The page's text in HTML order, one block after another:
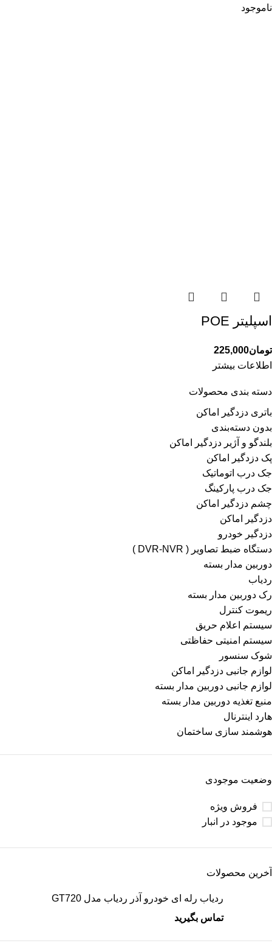
دسته بندی محصولات
باتری دزدگیر اماکن
بدون دسته‌بندی
بلندگو و آژیر دزدگیر اماکن
پک دزدگیر اماکن
جک درب اتوماتیک
جک درب پارکینگ
چشم دزدگیر اماکن
دزدگیر اماکن
دزدگیر خودرو
دستگاه ضبط تصاویر ( DVR-NVR )
دوربین مدار بسته
ردیاب
رک دوربین مدار بسته
ریموت کنترل
سیستم اعلام حریق
سیستم امنیتی حفاظتی
شوک سنسور
لوازم جانبی دزدگیر اماکن
لوازم جانبی دوربین مدار بسته
منبع تغذیه دوربین مدار بسته
هارد اینترنال
هوشمند سازی ساختمان
وضعیت موجودی
فروش ویژه
موجود در انبار
آخرین محصولات
ردیاب رله ای خودرو آذر ردیاب مدل GT720
تماس بگیرید
ناموجود
اسپلیتر POE
تومان225,000
اطلاعات بیشتر